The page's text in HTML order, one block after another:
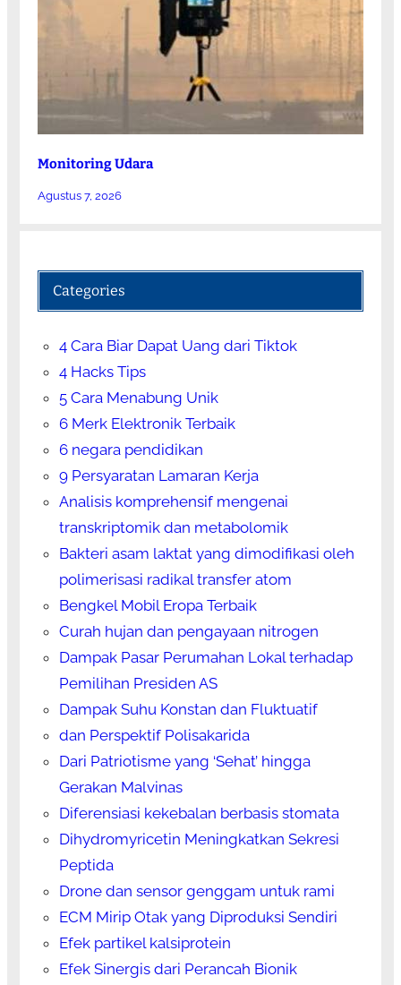
Monitoring Udara
Agustus 7, 2026
Categories
4 Cara Biar Dapat Uang dari Tiktok
4 Hacks Tips
5 Cara Menabung Unik
6 Merk Elektronik Terbaik
6 negara pendidikan
9 Persyaratan Lamaran Kerja
Analisis komprehensif mengenai
transkriptomik dan metabolomik
Bakteri asam laktat yang dimodifikasi oleh
polimerisasi radikal transfer atom
Bengkel Mobil Eropa Terbaik
Curah hujan dan pengayaan nitrogen
Dampak Pasar Perumahan Lokal terhadap
Pemilihan Presiden AS
Dampak Suhu Konstan dan Fluktuatif
dan Perspektif Polisakarida
Dari Patriotisme yang ‘Sehat’ hingga
Gerakan Malvinas
Diferensiasi kekebalan berbasis stomata
Dihydromyricetin Meningkatkan Sekresi
Peptida
Drone dan sensor genggam untuk rami
ECM Mirip Otak yang Diproduksi Sendiri
Efek partikel kalsiprotein
Efek Sinergis dari Perancah Bionik